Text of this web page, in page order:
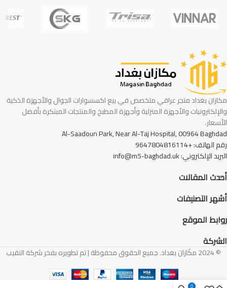
مكازان بغداد متجر عراقي متخصص في بيع اكسسوارات الجوال والأجهزة الذكية
والإلكترونيات والأجهزة المنزلية وأجهزة المطبخ والمنتجات المبتكرة بأفضل
الأسعار.
Al-Saadoun Park, Near Al-Taj Hospital, 00964 Baghdad
رقم الهاتف: +9647804816114
البريد الإلكتروني: info@m5-baghdad.uk
أحدث المقالات
أشهر التصنيفات
روابط الموقع
الشركة
© 2024 مكَازان بغداد. جميع الحقوق محفوظة | تم تطويره بفخر شركة النقيب
0